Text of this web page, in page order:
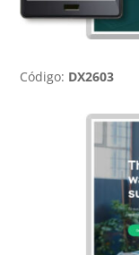
Código: DX2603